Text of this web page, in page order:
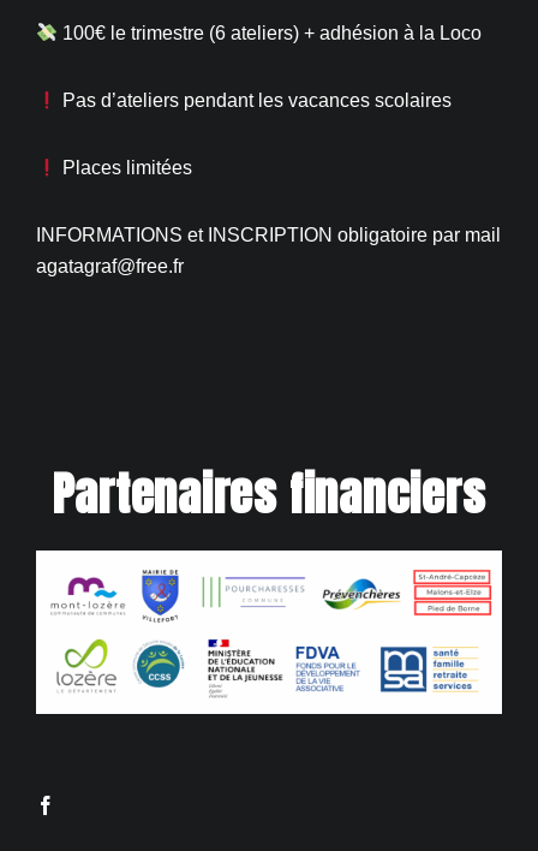
100€ le trimestre (6 ateliers) + adhésion à la Loco
Pas d’ateliers pendant les vacances scolaires
Places limitées
INFORMATIONS et INSCRIPTION obligatoire par mail
agatagraf@free.fr
Partenaires financiers